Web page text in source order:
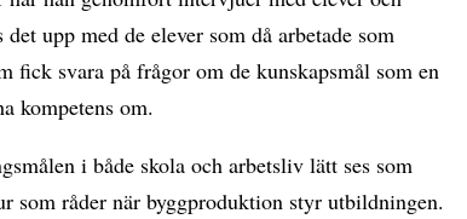
upp med de elever som då arbetade som
fick svara på frågor om de kunskapsmål som en
kompetens om.
i både skola och arbetsliv lätt ses som
som råder när byggproduktion styr utbildningen.